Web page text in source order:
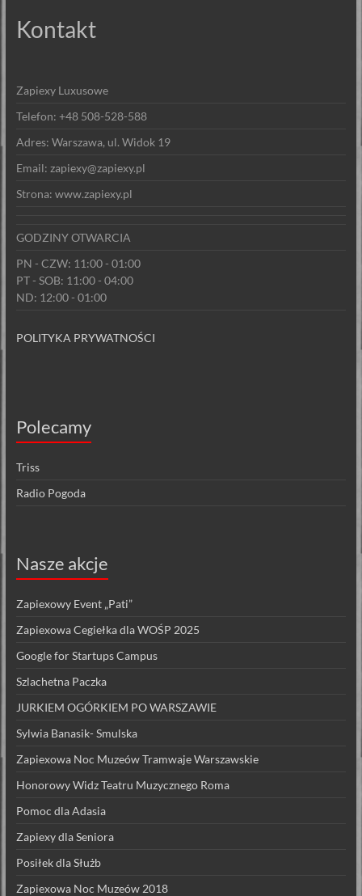
Kontakt
Zapiexy Luxusowe
Telefon: +48 508-528-588
Adres: Warszawa, ul. Widok 19
Email: zapiexy@zapiexy.pl
Strona: www.zapiexy.pl
GODZINY OTWARCIA
PN - CZW: 11:00 - 01:00
PT - SOB: 11:00 - 04:00
ND: 12:00 - 01:00
POLITYKA PRYWATNOŚCI
Polecamy
Triss
Radio Pogoda
Nasze akcje
Zapiexowy Event „Pati”
Zapiexowa Cegiełka dla WOŚP 2025
Google for Startups Campus
Szlachetna Paczka
JURKIEM OGÓRKIEM PO WARSZAWIE
Sylwia Banasik- Smulska
Zapiexowa Noc Muzeów Tramwaje Warszawskie
Honorowy Widz Teatru Muzycznego Roma
Pomoc dla Adasia
Zapiexy dla Seniora
Posiłek dla Służb
Zapiexowa Noc Muzeów 2018